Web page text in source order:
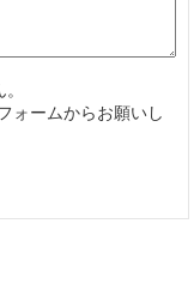
ォームからお願いし